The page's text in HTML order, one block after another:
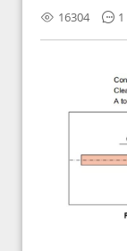
16304 1